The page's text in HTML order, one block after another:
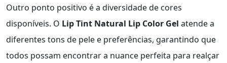
Outro ponto positivo é a diversidade de cores
disponíveis. O Lip Tint Natural Lip Color Gel atende a
diferentes tons de pele e preferências, garantindo que
todos possam encontrar a nuance perfeita para realçar